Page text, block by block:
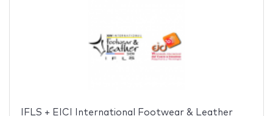
IFLS + EICI International Footwear & Leather